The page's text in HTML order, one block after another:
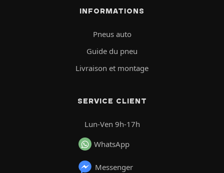
INFORMATIONS
Pneus auto
Guide du pneu
Livraison et montage
SERVICE CLIENT
Lun-Ven 9h-17h
WhatsApp
Messenger